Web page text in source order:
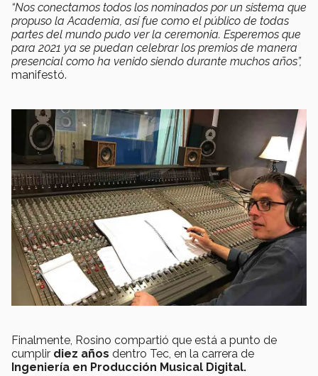
“Nos conectamos todos los nominados por un sistema que
propuso la Academia, así fue como el público de todas
partes del mundo pudo ver la ceremonia. Esperemos que
para 2021 ya se puedan celebrar los premios de manera
presencial como ha venido siendo durante muchos años”,
manifestó.
Finalmente, Rosino compartió que está a punto de
cumplir diez años dentro Tec, en la carrera de
Ingeniería en Producción Musical Digital.